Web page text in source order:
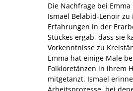
Die Nachfrage bei Emma
Ismaël Belabid-Lenoir zu
Erfahrungen in der
Stückes ergab, dass sie
Vorkenntnisse zu
Emma hat einige Male
Folkloretänzen in ihrem
mitgetanzt. Ismael